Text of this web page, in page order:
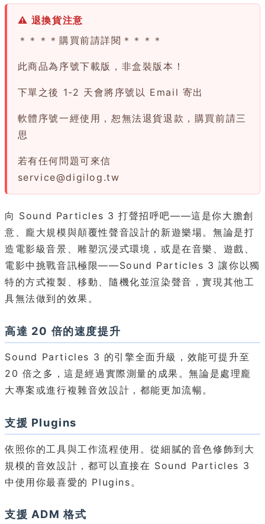
⚠ 退換貨注意
＊＊＊＊購買前請詳閱＊＊＊＊
此商品為序號下載版，非盒裝版本！
下單之後 1-2 天會將序號以 Email 寄出
軟體序號一經使用，恕無法退貨退款，購買前請三
思
若有任何問題可來信
service@digilog.tw
向 Sound Particles 3 打聲招呼吧——這是你大膽創
意、龐大規模與顛覆性聲音設計的新遊樂場。無論是打
造電影級音景、雕塑沉浸式環境，或是在音樂、遊戲、
電影中挑戰音訊極限——Sound Particles 3 讓你以獨
特的方式複製、移動、隨機化並渲染聲音，實現其他工
具無法做到的效果。
高達 20 倍的速度提升
Sound Particles 3 的引擎全面升級，效能可提升至
20 倍之多，這是經過實際測量的成果。無論是處理龐
大專案或進行複雜音效設計，都能更加流暢。
支援 Plugins
依照你的工具與工作流程使用。從細膩的音色修飾到大
規模的音效設計，都可以直接在 Sound Particles 3
中使用你最喜愛的 Plugins。
支援 ADM 格式